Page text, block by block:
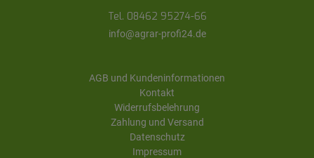
Tel. 08462 95274-66
info@agrar-profi24.de
AGB und Kundeninformationen
Kontakt
Widerrufsbelehrung
Zahlung und Versand
Datenschutz
Impressum